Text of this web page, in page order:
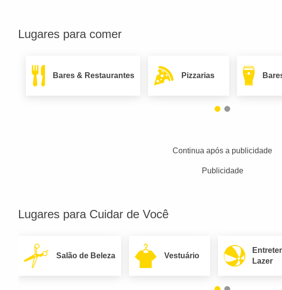
Lugares para comer
Bares & Restaurantes Pizzarias
Continua após a publicidade
Publicidade
Lugares para Cuidar de Você
Salão de Beleza Vestuário
Lazer